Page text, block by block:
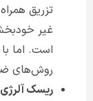
تزریق
غیر
است. اما
روش‌های
ریسک